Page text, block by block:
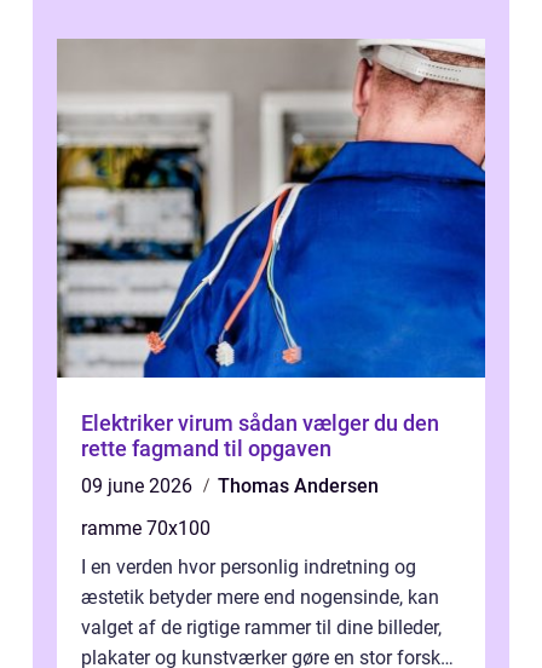
Elektriker virum sådan vælger du den
rette fagmand til opgaven
09 june 2026
Thomas Andersen
ramme 70x100
I en verden hvor personlig indretning og
æstetik betyder mere end nogensinde, kan
valget af de rigtige rammer til dine billeder,
plakater og kunstværker gøre en stor forskel.